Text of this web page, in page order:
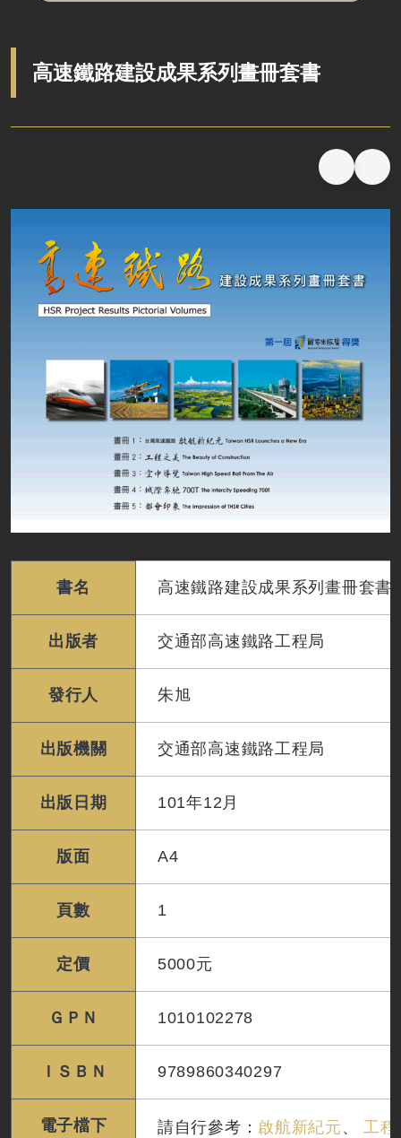
廉政體系
高速鐵路建設成果系列畫冊套書
書名 高速鐵路建設成果系列畫冊套書
出版者 交通部高速鐵路工程局
發行人 朱旭
出版機關 交通部高速鐵路工程局
出版日期 101年12月
版面 A4
頁數 1
定價 5000元
ＧＰＮ 1010102278
ＩＳＢＮ 9789860340297
電子檔下 請自行參考： 啟航新紀元 、工程